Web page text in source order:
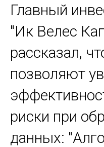
Главный
"Ик Велес
рассказал,
позволяют
риски при
данных: